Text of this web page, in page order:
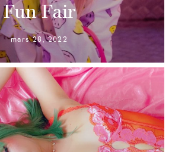
Fun Fair
mars 28, 2022